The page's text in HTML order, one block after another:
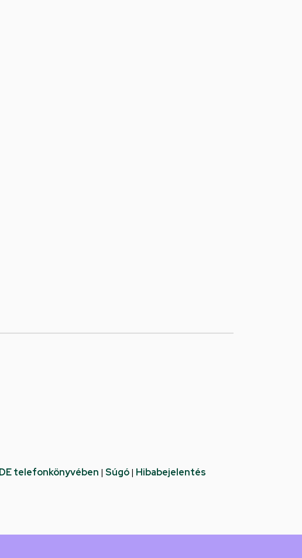
telefonkönyvében | Súgó| Hibabejelentés